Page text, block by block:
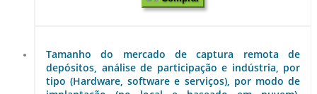
Tamanho do mercado de captura remota de
depósitos, análise de participação e indústria, por
tipo (Hardware, software e serviços), por modo de